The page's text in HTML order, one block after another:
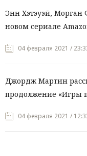
Энн Хэтэуэй,
новом сериале
04 февраля 2021 /
Джордж Мартин
продолжение «Игры
04 февраля 2021 /